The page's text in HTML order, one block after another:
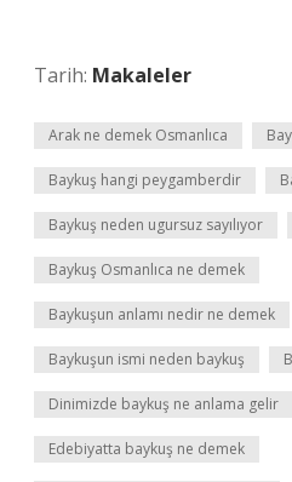
Tarih: Makaleler
Arak ne demek Osmanlıca
Baykuş hangi peygamberdir
Baykuş neden ugursuz sayılıyor
Baykuş Osmanlıca ne demek
Baykuşun anlamı nedir ne demek
Baykuşun ismi neden baykuş
Dinimizde baykuş ne anlama gelir
Edebiyatta baykuş ne demek